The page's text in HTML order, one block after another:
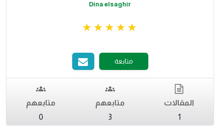
Dina elsaghir
متابعة
المقالات
1
متابعهم
3
متابعهم
0